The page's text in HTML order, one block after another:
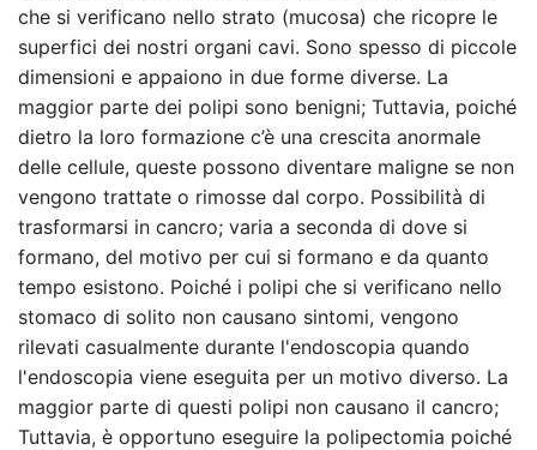
che si verificano nello strato (mucosa) che ricopre le
superfici dei nostri organi cavi. Sono spesso di piccole
dimensioni e appaiono in due forme diverse. La
maggior parte dei polipi sono benigni; Tuttavia, poiché
dietro la loro formazione c’è una crescita anormale
delle cellule, queste possono diventare maligne se non
vengono trattate o rimosse dal corpo. Possibilità di
trasformarsi in cancro; varia a seconda di dove si
formano, del motivo per cui si formano e da quanto
tempo esistono. Poiché i polipi che si verificano nello
stomaco di solito non causano sintomi, vengono
rilevati casualmente durante l'endoscopia quando
l'endoscopia viene eseguita per un motivo diverso. La
maggior parte di questi polipi non causano il cancro;
Tuttavia, è opportuno eseguire la polipectomia poiché